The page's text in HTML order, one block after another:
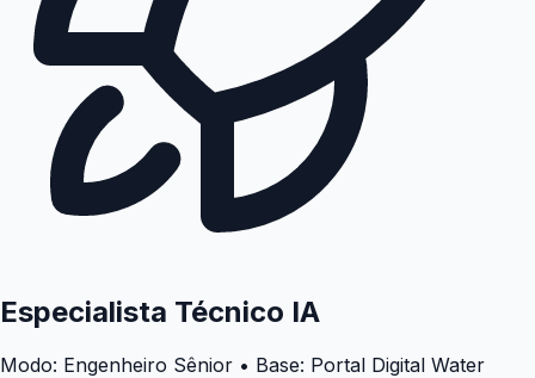
Especialista Técnico IA
Modo: Engenheiro Sênior • Base: Portal Digital Water